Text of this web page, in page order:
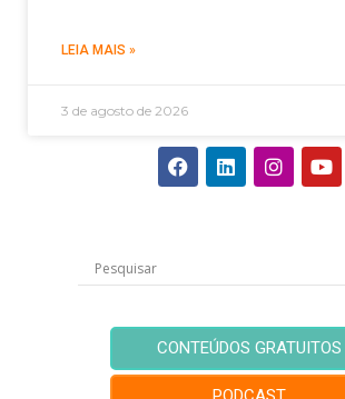
LEIA MAIS »
3 de agosto de 2026
CONTEÚDOS GRATUITOS